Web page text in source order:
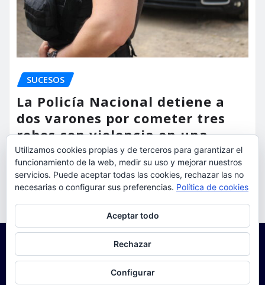
SUCESOS
La Policía Nacional detiene a
dos varones por cometer tres
robos con violencia en una
misma mañana
torrent al dia Ago 7, 2026
Utilizamos cookies propias y de terceros para garantizar el
funcionamiento de la web, medir su uso y mejorar nuestros
servicios. Puede aceptar todas las cookies, rechazar las no
necesarias o configurar sus preferencias. Política de cookies
Aceptar todo
Rechazar
Configurar
Para obtener más información, incluido cómo gestionar las cookies,